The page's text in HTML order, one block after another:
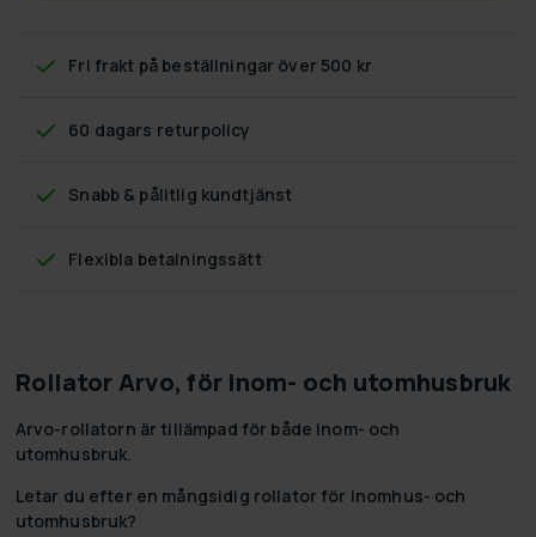
Fri frakt på beställningar över 500 kr
60 dagars returpolicy
Snabb & pålitlig kundtjänst
Flexibla betalningssätt
Rollator Arvo, för inom- och utomhusbruk
Arvo-rollatorn är tillämpad för både inom- och
utomhusbruk.
Letar du efter en mångsidig rollator för inomhus- och
utomhusbruk?